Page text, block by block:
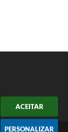
ACEITAR
PERSONALIZAR